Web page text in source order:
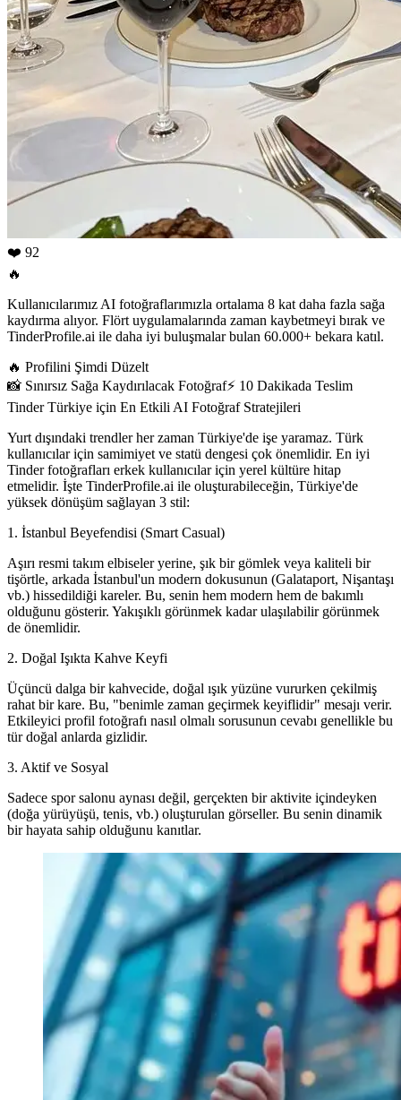
❤️ 92
🔥
Kullanıcılarımız AI fotoğraflarımızla ortalama 8 kat daha fazla sağa
kaydırma alıyor. Flört uygulamalarında zaman kaybetmeyi bırak ve
TinderProfile.ai ile daha iyi buluşmalar bulan 60.000+ bekara katıl.
🔥 Profilini Şimdi Düzelt
📸 Sınırsız Sağa Kaydırılacak Fotoğraf⚡️ 10 Dakikada Teslim
Tinder Türkiye için En Etkili AI Fotoğraf Stratejileri
Yurt dışındaki trendler her zaman Türkiye'de işe yaramaz. Türk
kullanıcılar için samimiyet ve statü dengesi çok önemlidir. En iyi
Tinder fotoğrafları erkek kullanıcılar için yerel kültüre hitap
etmelidir. İşte TinderProfile.ai ile oluşturabileceğin, Türkiye'de
yüksek dönüşüm sağlayan 3 stil:
1. İstanbul Beyefendisi (Smart Casual)
Aşırı resmi takım elbiseler yerine, şık bir gömlek veya kaliteli bir
tişörtle, arkada İstanbul'un modern dokusunun (Galataport, Nişantaşı
vb.) hissedildiği kareler. Bu, senin hem modern hem de bakımlı
olduğunu gösterir. Yakışıklı görünmek kadar ulaşılabilir görünmek
de önemlidir.
2. Doğal Işıkta Kahve Keyfi
Üçüncü dalga bir kahvecide, doğal ışık yüzüne vururken çekilmiş
rahat bir kare. Bu, "benimle zaman geçirmek keyiflidir" mesajı verir.
Etkileyici profil fotoğrafı nasıl olmalı sorusunun cevabı genellikle bu
tür doğal anlarda gizlidir.
3. Aktif ve Sosyal
Sadece spor salonu aynası değil, gerçekten bir aktivite içindeyken
(doğa yürüyüşü, tenis, vb.) oluşturulan görseller. Bu senin dinamik
bir hayata sahip olduğunu kanıtlar.